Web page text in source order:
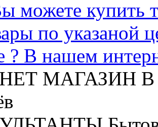
можете купить
по указаной
? В нашем
МАГАЗИН